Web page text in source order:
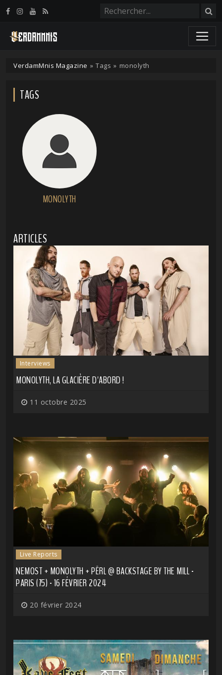
VerdamMnis Magazine » Tags » monolyth
TAGS
MONOLYTH
ARTICLES
Interviews
MONOLYTH, LA GLACIÈRE D'ABORD !
11 octobre 2025
Live Reports
NEMOST + MONOLYTH + PËRL @ BACKSTAGE BY THE MILL -
PARIS (75) - 16 FÉVRIER 2024
20 février 2024
Panneau de gestion des cookies